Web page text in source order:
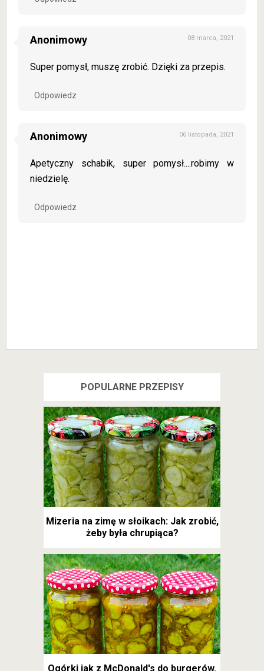
Anonimowy 08 marca, 2021
Super pomysł, muszę zrobić. Dzięki za przepis.
Odpowiedz
Anonimowy 06 listopada, 2021
Apetyczny schabik, super pomysł....robimy w
niedzielę.
Odpowiedz
POPULARNE PRZEPISY
Mizeria na zimę w słoikach: Jak zrobić,
żeby była chrupiąca?
Ogórki jak z McDonald's do burgerów.